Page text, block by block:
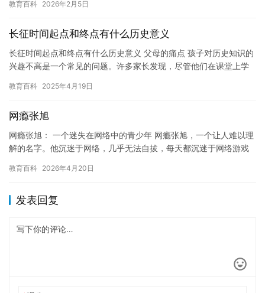
可…
教育百科 2026年2月5日
长征时间起点和终点有什么历史意义
长征时间起点和终点有什么历史意义 父母的痛点 孩子对历史知识的
兴趣不高是一个常见的问题。许多家长发现，尽管他们在课堂上学
义。…
教育百科 2025年4月19日
网瘾张旭
网瘾张旭： 一个迷失在网络中的青少年 网瘾张旭，一个让人难以理
解的名字。他沉迷于网络，几乎无法自拔，每天都沉迷于网络游戏
他…
教育百科 2026年4月20日
发表回复